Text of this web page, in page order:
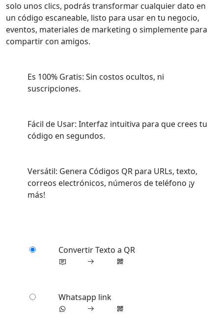
solo unos clics, podrás transformar cualquier dato en
un código escaneable, listo para usar en tu negocio,
eventos, materiales de marketing o simplemente para
compartir con amigos.
Es 100% Gratis: Sin costos ocultos, ni
suscripciones.
Fácil de Usar: Interfaz intuitiva para que crees tu
código en segundos.
Versátil: Genera Códigos QR para URLs, texto,
correos electrónicos, números de teléfono ¡y
más!
Convertir Texto a QR
Whatsapp link